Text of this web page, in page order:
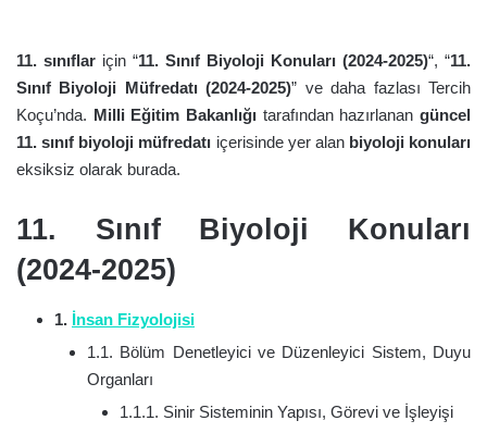
11. sınıflar için “11. Sınıf Biyoloji Konuları (2024-2025)“, “11.
Sınıf Biyoloji Müfredatı (2024-2025)” ve daha fazlası Tercih
Koçu’nda. Milli Eğitim Bakanlığı tarafından hazırlanangüncel
11. sınıf biyoloji müfredatı içerisinde yer alan biyoloji konuları
eksiksiz olarak burada.
11. Sınıf Biyoloji Konuları
(2024-2025)
1. İnsan Fizyolojisi
1.1. Bölüm Denetleyici ve Düzenleyici Sistem, Duyu
Organları
1.1.1. Sinir Sisteminin Yapısı, Görevi ve İşleyişi